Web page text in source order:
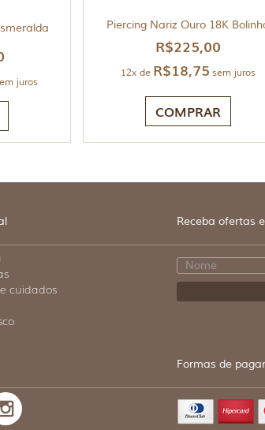
juros
Piercing Nariz Ouro 18K
R$225,00
12x de R$18,75 sem juros
COMPRAR
Receba ofertas
cuidados
Formas de